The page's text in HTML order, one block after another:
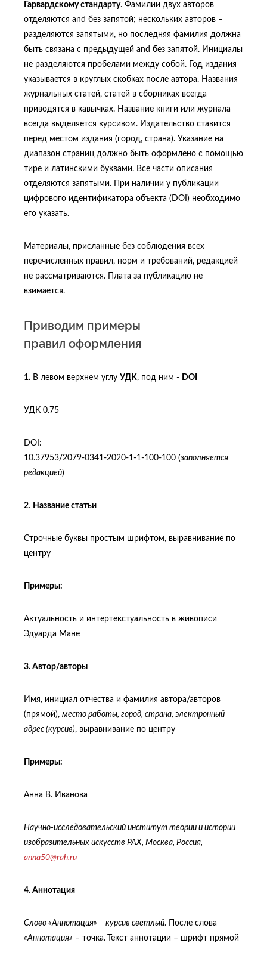
Гарвардскому стандарту. Фамилии двух авторов
отделяются and без запятой; нескольких авторов –
разделяются запятыми, но последняя фамилия должна
быть связана с предыдущей and без запятой. Инициалы
не разделяются пробелами между собой. Год издания
указывается в круглых скобках после автора. Названия
журнальных статей, статей в сборниках всегда
приводятся в кавычках. Название книги или журнала
всегда выделяется курсивом. Издательство ставится
перед местом издания (город, страна). Указание на
диапазон страниц должно быть оформлено с помощью
тире и латинскими буквами. Все части описания
отделяются запятыми. При наличии у публикации
цифрового идентификатора объекта (DOI) необходимо
его указать.
Материалы, присланные без соблюдения всех
перечисленных правил, норм и требований, редакцией
не рассматриваются. Плата за публикацию не
взимается.
Приводим примеры
правил оформления
1. В левом верхнем углу УДК, под ним - DOI
УДК 0.75
DOI:
10.37953/2079‑0341‑2020‑1‑1‑100‑100 (заполняется
редакцией)
2. Название статьи
Строчные буквы простым шрифтом, выравнивание по
центру
Примеры:
Актуальность и интертекстуальность в живописи
Эдуарда Мане
3. Автор/авторы
Имя, инициал отчества и фамилия автора/авторов
(прямой), место работы, город, страна, электронный
адрес (курсив), выравнивание по центру
Примеры:
Анна В. Иванова
Научно-исследовательский институт теории и истории
изобразительных искусств РАХ, Москва, Россия,
anna50@rah.ru
4. Аннотация
Слово «Аннотация» – курсив светлый. После слова
«Аннотация» – точка. Текст аннотации – шрифт прямой